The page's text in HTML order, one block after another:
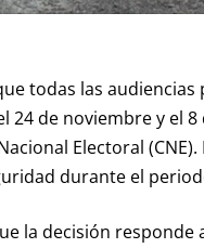
todas las
de noviembre y el
Electoral
durante el
la decisión